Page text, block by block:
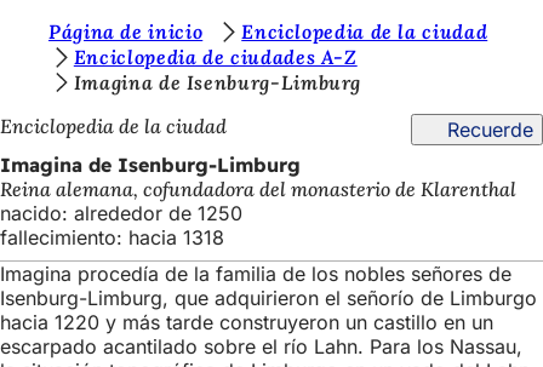
Saltar al contenido
t
á
s
a
q
u
í
Página de inicio
Enciclopedia de la ciudad
Enciclopedia de ciudades A-Z
Imagina de Isenburg-Limburg
Enciclopedia de la ciudad
Recuerde
Imagina de Isenburg-Limburg
Reina alemana, cofundadora del monasterio de Klarenthal
nacido: alrededor de 1250
fallecimiento: hacia 1318
Imagina procedía de la familia de los nobles señores de
Isenburg-Limburg, que adquirieron el señorío de Limburgo
hacia 1220 y más tarde construyeron un castillo en un
escarpado acantilado sobre el río Lahn. Para los Nassau,